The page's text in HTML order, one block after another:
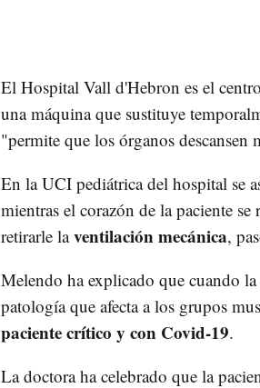
El Hospital Vall d'Hebron es el
una máquina que sustituye
"permite que los órganos descansen
En la UCI pediátrica del hospital se
mientras el corazón de la paciente
retirarle laventilación mecánica,
Melendo ha explicado que cuando
patología que afecta a los grupos
paciente crítico y con Covid-19.
La doctora ha celebrado que la